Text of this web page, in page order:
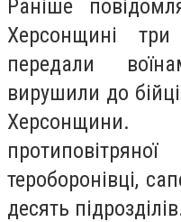
Раніше
Херсонщині три
передали
вирушили до
тероборонівці,
десять